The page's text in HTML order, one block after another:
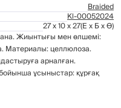
Braided
Kl-00052024
27 x 10 x 27(Е x Б x Ө)
Жиынтығы мен өлшемі:
Материалы: целлюлоза.
арналған.
ұсыныстар: құрғақ